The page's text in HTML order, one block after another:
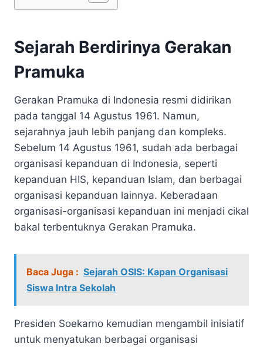
Sejarah Berdirinya Gerakan
Pramuka
Gerakan Pramuka di Indonesia resmi didirikan
pada tanggal 14 Agustus 1961. Namun,
sejarahnya jauh lebih panjang dan kompleks.
Sebelum 14 Agustus 1961, sudah ada berbagai
organisasi kepanduan di Indonesia, seperti
kepanduan HIS, kepanduan Islam, dan berbagai
organisasi kepanduan lainnya. Keberadaan
organisasi-organisasi kepanduan ini menjadi cikal
bakal terbentuknya Gerakan Pramuka.
Baca Juga : Sejarah OSIS: Kapan Organisasi
Siswa Intra Sekolah
Presiden Soekarno kemudian mengambil inisiatif
untuk menyatukan berbagai organisasi